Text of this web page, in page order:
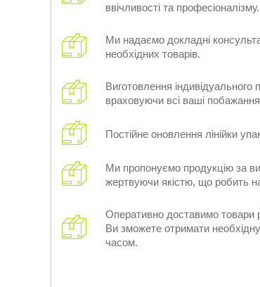
ввічливості та професіоналізму.
Ми надаємо докладні
необхідних товарів.
Виготовлення
враховуючи всі ваші
Постійне оновлення лінійки
Ми пропонуємо продукцію за
жертвуючи якістю, що робить
Оперативно доставимо товари
Ви зможете отримати
часом.